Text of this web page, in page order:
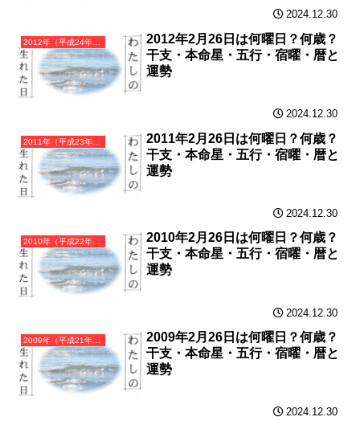
2024.12.30
2012年（平成24年）壬辰（みずのえたつ）・辰年（たつ年）カレンダー（月曜はじまり）
2012年2月26日は何曜日？何歳？
干支・本命星・五行・宿曜・暦と
運勢
2024.12.30
2011年（平成23年）辛卯（かのとう）・卯年（うさぎ年）カレンダー（月曜はじまり）
2011年2月26日は何曜日？何歳？
干支・本命星・五行・宿曜・暦と
運勢
2024.12.30
2010年（平成22年）庚寅（かのえとら）・寅年（とら年）カレンダー（月曜はじまり）
2010年2月26日は何曜日？何歳？
干支・本命星・五行・宿曜・暦と
運勢
2024.12.30
2009年（平成21年）己丑（つちのとうし）・丑年（うし年）カレンダー（月曜はじまり）
2009年2月26日は何曜日？何歳？
干支・本命星・五行・宿曜・暦と
運勢
2024.12.30